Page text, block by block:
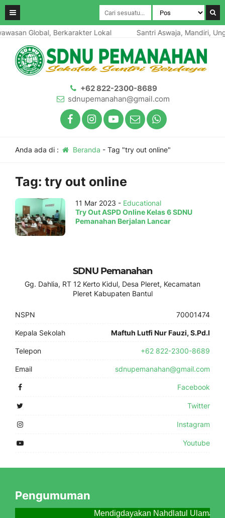
Global, Berkarakter Lokal Santri Aswaja, Mandiri,
+62 822-2300-8689
sdnupemanahan@gmail.com
Anda ada di : Beranda - Tag "try out online"
Tag: try out online
11 Mar 2023 - Educational
Try Out ASPD Online Kelas 6 SDNU
Pemanahan Berjalan Lancar
SDNU Pemanahan
Gg. Dahlia, RT 12 Kerto Kidul, Desa Pleret, Kecamatan
Pleret Kabupaten Bantul
NSPN 70001474
Kepala Sekolah Maftuh Lutfi Nur Fauzi, S.Pd.I
Telepon +62 822-2300-8689
Email sdnupemanahan@gmail.com
Facebook
Twitter
Instagram
Youtube
Pengumuman
Mendigdayakan Nahdlatul Ulama